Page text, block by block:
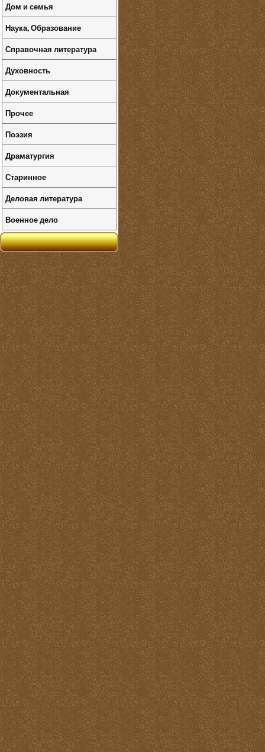
Дом и семья
Наука, Образование
Справочная литература
Духовность
Документальная
Прочее
Поэзия
Драматургия
Старинное
Деловая литература
Военное дело